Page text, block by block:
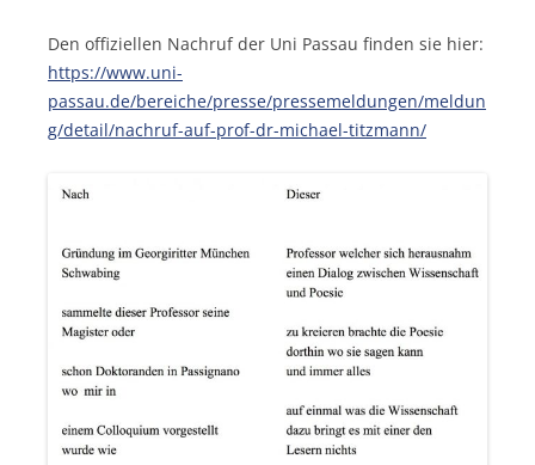
Den offiziellen Nachruf der Uni Passau finden sie hier:
https://www.uni-
passau.de/bereiche/presse/pressemeldungen/meldun
g/detail/nachruf-auf-prof-dr-michael-titzmann/